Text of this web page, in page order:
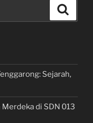
Sejarah,
di SDN 013